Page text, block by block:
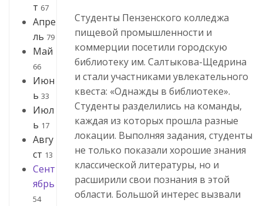
т 67
Апре
ль 79
Май
66
Июн
ь 33
Июл
ь 17
Авгу
ст 13
Сент
ябрь
54
Студенты Пензенского колледжа
пищевой промышленности и
коммерции посетили городскую
библиотеку им. Салтыкова-Щедрина
и стали участниками увлекательного
квеста: «Однажды в библиотеке».
Студенты разделились на команды,
каждая из которых прошла разные
локации. Выполняя задания, студенты
не только показали хорошие знания
классической литературы, но и
расширили свои познания в этой
области. Большой интерес вызвали